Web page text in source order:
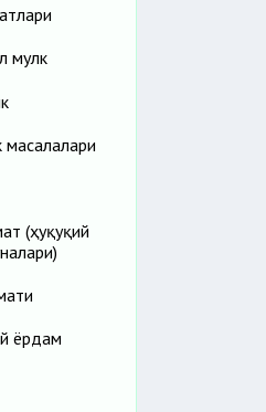
мулк
(ҳуқуқий
ёрдам